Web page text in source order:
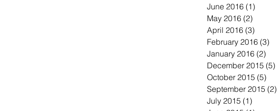
June 2016 (1)
May 2016 (2)
April 2016 (3)
February 2016 (3)
January 2016 (2)
December 2015 (5)
October 2015 (5)
September 2015 (2)
July 2015 (1)